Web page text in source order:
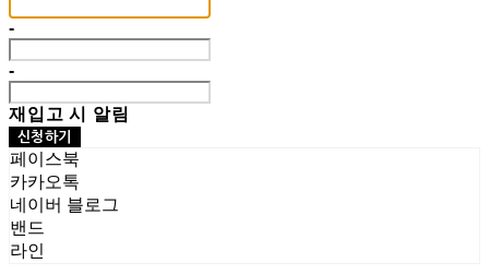
-
-
재입고 시 알림
신청하기
페이스북
카카오톡
네이버 블로그
밴드
라인